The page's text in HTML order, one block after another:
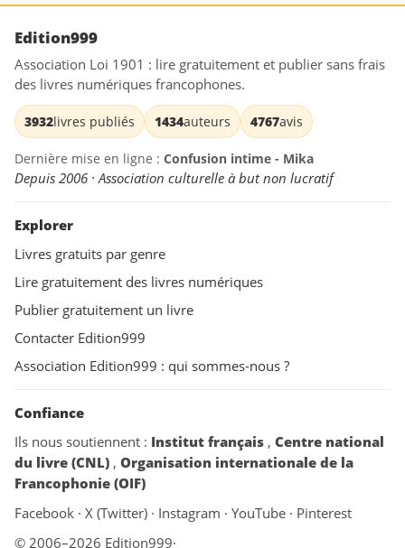
Edition999
Association Loi 1901 : lire gratuitement et publier sans frais
des livres numériques francophones.
3932livres publiés 1434auteurs 4767avis
Dernière mise en ligne : Confusion intime - Mika
Depuis 2006 · Association culturelle à but non lucratif
Explorer
Livres gratuits par genre
Lire gratuitement des livres numériques
Publier gratuitement un livre
Contacter Edition999
Association Edition999 : qui sommes-nous ?
Confiance
Ils nous soutiennent : Institut français , Centre national
du livre (CNL) , Organisation internationale de la
Francophonie (OIF)
Facebook · X (Twitter) · Instagram · YouTube · Pinterest
© 2006–2026 Edition999·